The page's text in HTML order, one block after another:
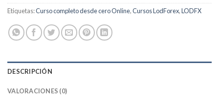
Etiquetas:Curso completo desde cero Online,Cursos LodForex,LODFX
DESCRIPCIÓN
VALORACIONES (0)